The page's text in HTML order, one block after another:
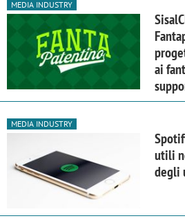
MEDIA INDUSTRY
ai
MEDIA INDUSTRY
utili
degli